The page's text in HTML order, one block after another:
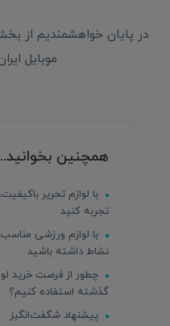
در پایان خواهشمندیم از
موبایل
همچنین
با لوازم تحریر
تجربه کنید
با لوازم ورزشی
نشاط داشته باشید
چطور از فرصت خرید
گذشته استفاده کنیم؟
پیشنهاد شگفت‌انگیز